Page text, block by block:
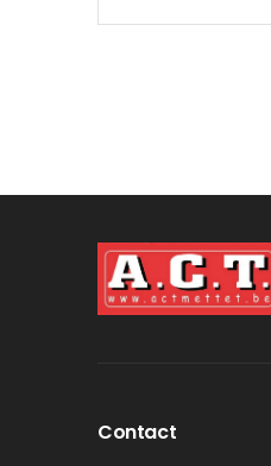
Contact